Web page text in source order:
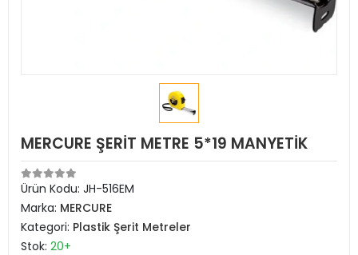
MERCURE ŞERİT METRE 5*19 MANYETİK
Ürün Kodu: JH-516EM
Marka: MERCURE
Kategori: Plastik Şerit Metreler
Stok: 20+